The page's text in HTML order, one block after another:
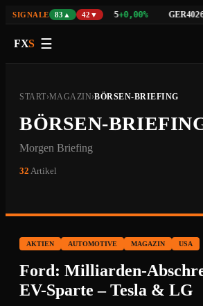
SIGNALE 83▲ 42▼
NAS100 29.786,95 +0,00% GER40
FXS ☰
START›MAGAZIN›BÖRSEN-BRIEFING
BÖRSEN-
Morgen Briefing
32 Artikel
AKTIEN AUTOMOTIVE MAGAZIN USA
Ford: Milliarden-
EV-Sparte – Tesla & LG